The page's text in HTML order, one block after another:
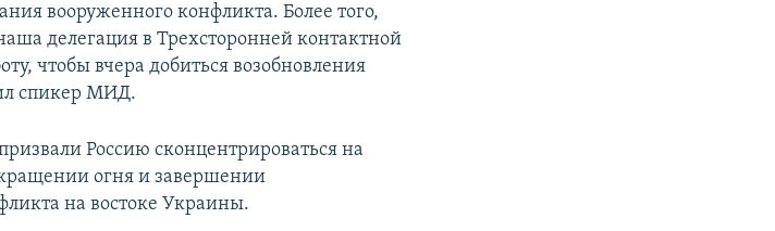
вооруженного конфликта. Более того,
делегация в Трехсторонней контактной
чтобы вчера добиться возобновления
спикер МИД.
Россию сконцентрироваться на
огня и завершении
на востоке Украины.